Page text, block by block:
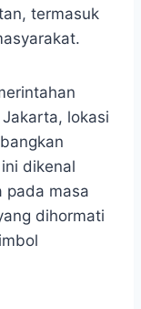
termasuk
lokasi
dikenal
pada masa
dihormati